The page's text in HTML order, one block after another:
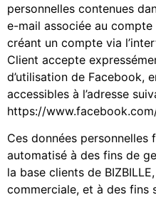
personnelles contenues
e-mail associée au
créant un compte via
Client accepte
d’utilisation de Facebook,
accessibles à l’adresse
https://
Ces données personnelles
automatisé à des fins de
la base clients de
commerciale, et à des fins